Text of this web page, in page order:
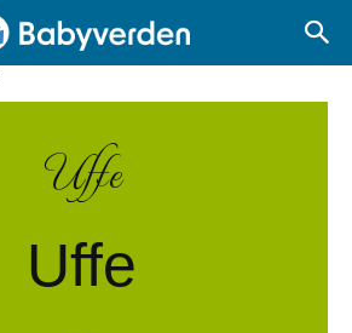
Uffe
Uffe